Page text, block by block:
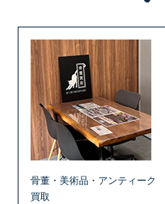
骨董・美術品・アンティーク
買取